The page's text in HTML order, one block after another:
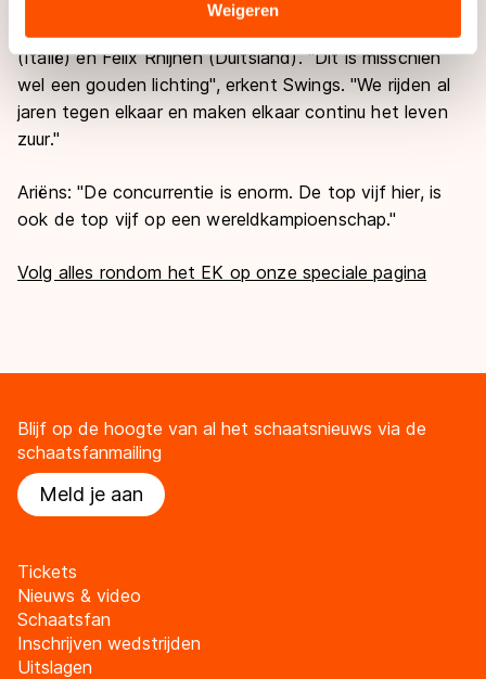
Sommige partners kunnen gegevens doorgeven aan
landen buiten de EU, zoals de VS, waar mogelijk geen
adequaat beschermingsniveau geldt volgens de GDPR.
Door op ‘Toestaan’ te klikken, stemt u in met deze
overdracht. Meer informatie vindt u in onscookiebeleid
Weigeren
zaten ook Alexis Contin (Frankrijk), Lorenzo Cassioli
(Italië) en Felix Rhijnen (Duitsland). "Dit is misschien
wel een gouden lichting", erkent Swings. "We rijden al
jaren tegen elkaar en maken elkaar continu het leven
zuur."
Ariëns: "De concurrentie is enorm. De top vijf hier, is
ook de top vijf op een wereldkampioenschap."
Volg alles rondom het EK op onze speciale pagina
Blijf op de hoogte van al het schaatsnieuws via de
schaatsfanmailing
Meld je aan
Tickets
Nieuws & video
Schaatsfan
Inschrijven wedstrijden
Uitslagen